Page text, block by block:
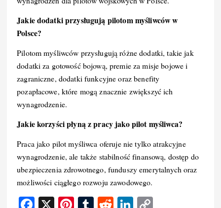
Jakie dodatki przysługują pilotom myśliwców w
Polsce?
Pilotom myśliwców przysługują różne dodatki, takie jak
dodatki za gotowość bojową, premie za misje bojowe i
zagraniczne, dodatki funkcyjne oraz benefity
pozapłacowe, które mogą znacznie zwiększyć ich
wynagrodzenie.
Jakie korzyści płyną z pracy jako pilot myśliwca?
Praca jako pilot myśliwca oferuje nie tylko atrakcyjne
wynagrodzenie, ale także stabilność finansową, dostęp do
ubezpieczenia zdrowotnego, funduszy emerytalnych oraz
możliwości ciągłego rozwoju zawodowego.